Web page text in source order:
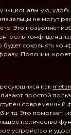
не могут
Это позволяет
сохранять
Поясним,
как
простой
современный
тд. Это помогает,
количество
устройство и